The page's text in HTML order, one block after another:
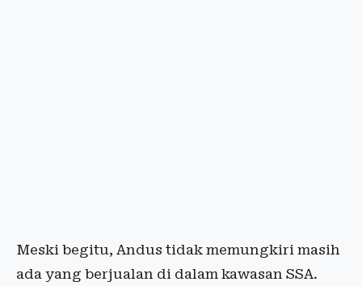
Meski begitu, Andus tidak memungkiri masih
ada yang berjualan di dalam kawasan SSA.